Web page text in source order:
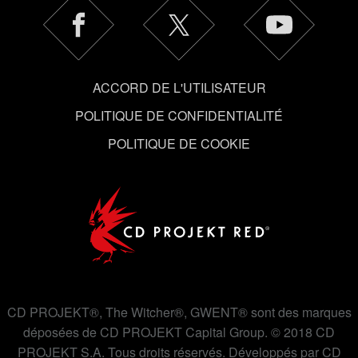
qu'avec votre permission.
Vous pouvez consulter tous les détails sur notre
le menu "Paramètres" ci-dessous.
ACCORD DE L'UTILISATEUR
POLITIQUE DE CONFIDENTIALITÉ
POLITIQUE DE COOKIE
CD PROJEKT®, The Witcher®, GWENT® sont des marques
déposées de CD PROJEKT Capital Group. © 2018 CD
PROJEKT S.A. Tous droits réservés. Développés par CD